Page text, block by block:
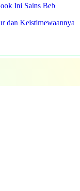
Ini Sains Beb
dan Keistimewaannya